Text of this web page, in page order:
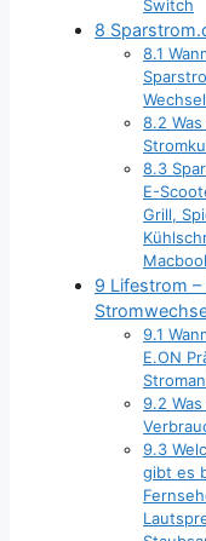
Switch
8
8.1
8.2
8.3
E-
Grill,
9 Lifestrom –
9.1
E.ON
9.2
9.3
gibt es